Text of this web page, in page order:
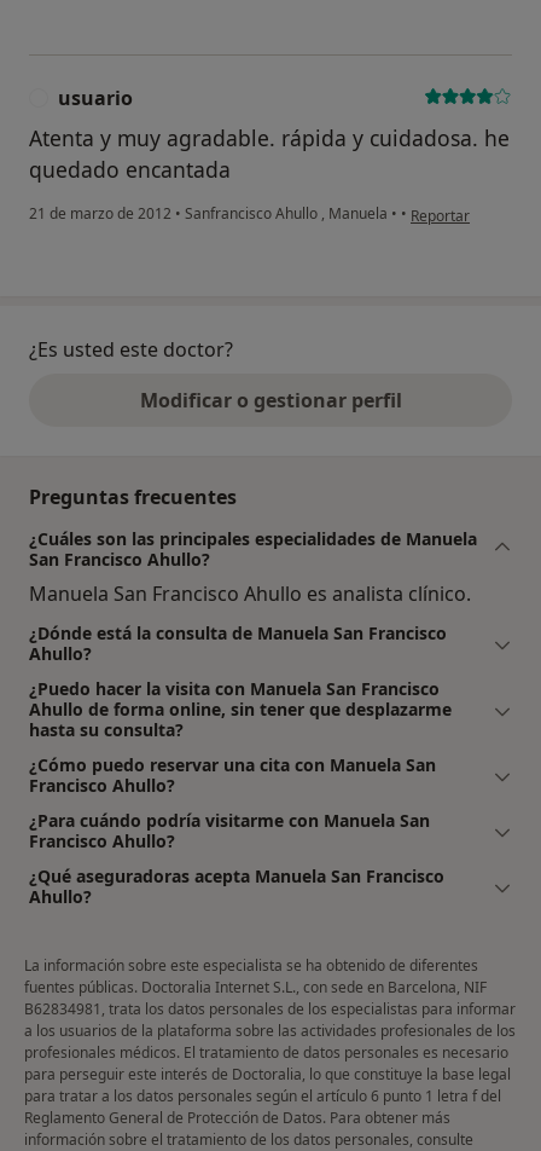
usuario
Atenta y muy agradable. rápida y cuidadosa. he
quedado encantada
21 de marzo de 2012 • Sanfrancisco Ahullo , Manuela • • en opinión del
Reportar
¿Es usted este doctor?
Modificar o gestionar perfil
Preguntas frecuentes
¿Cuáles son las principales especialidades de Manuela
San Francisco Ahullo?
Manuela San Francisco Ahullo es analista clínico.
¿Dónde está la consulta de Manuela San Francisco
Ahullo?
¿Puedo hacer la visita con Manuela San Francisco
Ahullo de forma online, sin tener que desplazarme
hasta su consulta?
¿Cómo puedo reservar una cita con Manuela San
Francisco Ahullo?
¿Para cuándo podría visitarme con Manuela San
Francisco Ahullo?
¿Qué aseguradoras acepta Manuela San Francisco
Ahullo?
La información sobre este especialista se ha obtenido de diferentes
fuentes públicas. Doctoralia Internet S.L., con sede en Barcelona, NIF
B62834981, trata los datos personales de los especialistas para informar
a los usuarios de la plataforma sobre las actividades profesionales de los
profesionales médicos. El tratamiento de datos personales es necesario
para perseguir este interés de Doctoralia, lo que constituye la base legal
para tratar a los datos personales según el artículo 6 punto 1 letra f del
Reglamento General de Protección de Datos. Para obtener más
información sobre el tratamiento de los datos personales, consulte